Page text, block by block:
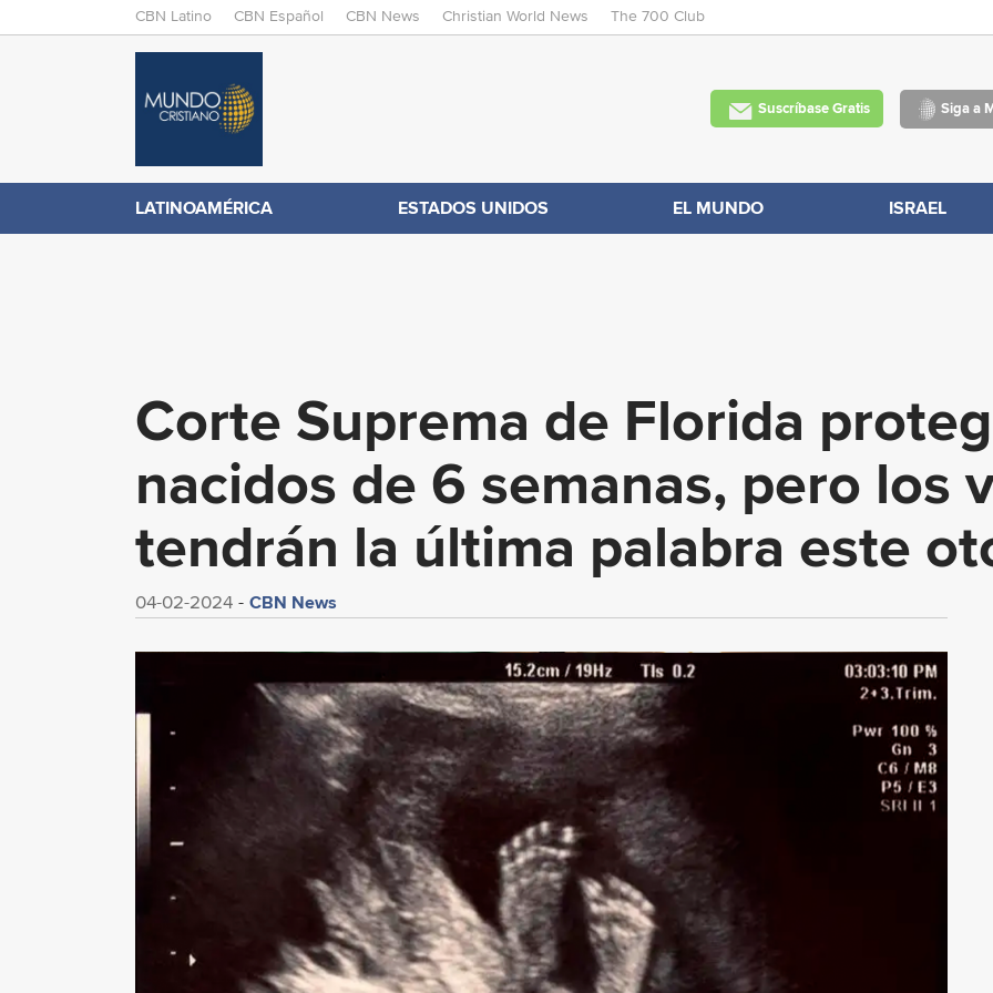
Skip
M
N
E
CBN Latino CBN Español CBN News Christian World News The 700 Club
C
B
N
.
m
Suscríbase Gratis Siga a
LATINOAMÉRICA ESTADOS UNIDOS EL MUNDO ISRAEL
Corte Suprema de Florida
nacidos de 6 semanas, pero los
tendrán la última palabra este
04-02-2024 CBN News